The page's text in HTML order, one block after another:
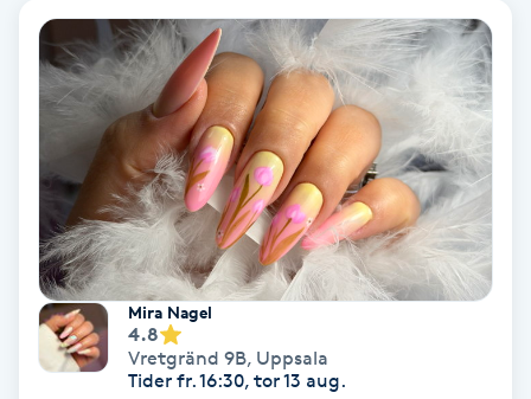
Skäggklippning
Skäggtrimmning
Skönhet
Slingor
Sockring
Mira Nagel
4.8
Vretgränd 9B, Uppsala
Tider fr. 16:30, tor 13 aug.